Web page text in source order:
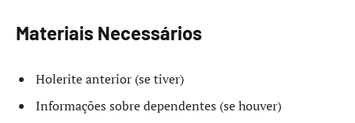
Materiais Necessários
Holerite anterior (se tiver)
Informações sobre dependentes (se houver)